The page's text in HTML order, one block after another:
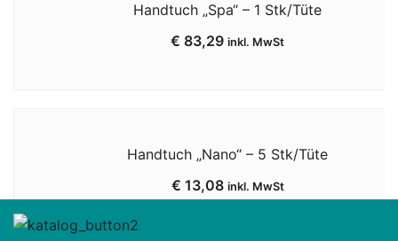
Handtuch „Spa“ – 1 Stk/Tüte
€ 83,29 inkl. MwSt
Handtuch „Nano“ – 5 Stk/Tüte
€ 13,08 inkl. MwSt